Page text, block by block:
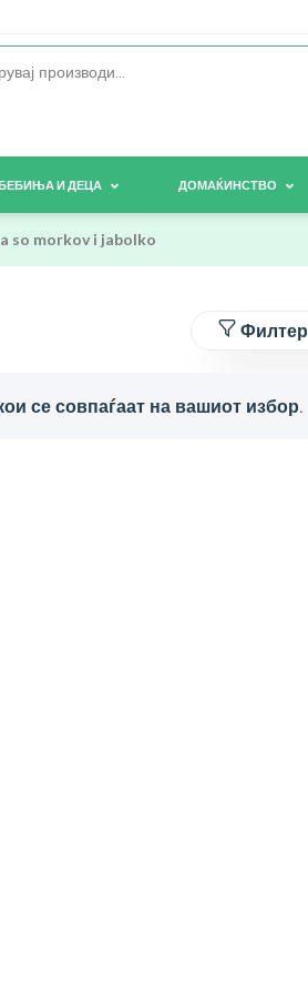
И ДЕЦА ДОМАЌИНСТВО
so morkov i jabolko
Филтер
се совпаѓаат на вашиот избор.